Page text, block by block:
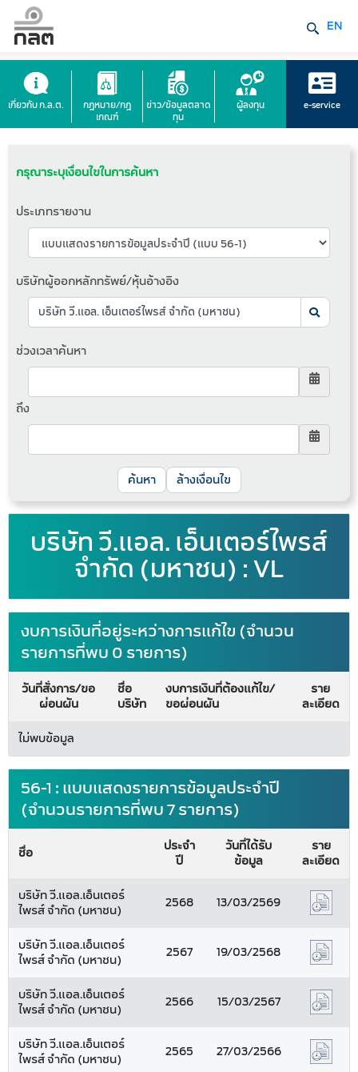
EN
เกี่ยวกับ ก.ล.ต.
กฎหมาย/กฎ
เกณฑ์
ข่าว/ข้อมูลตลาด
ทุน
ผู้ลงทุน e-service
กรุณาระบุเงื่อนไขในการค้นหา
ประเภทรายงาน
บริษัทผู้ออกหลักทรัพย์/หุ้นอ้างอิง
ช่วงเวลาค้นหา
ถึง
ล้างเงื่อนไข
บริษัท วี.แอล. เอ็นเตอร์ไพรส์
จำกัด (มหาชน) : VL
งบการเงินที่อยู่ระหว่างการแก้ไข (จำนวน
รายการที่พบ 0 รายการ)
วันที่สั่งการ/ขอ
ผ่อนผัน
ชื่อ
บริษัท
งบการเงินที่ต้องแก้ไข/
ขอผ่อนผัน
ราย
ละเอียด
ไม่พบข้อมูล
56-1 : แบบแสดงรายการข้อมูลประจำปี
(จำนวนรายการที่พบ 7 รายการ)
ชื่อ
ประจำ
ปี
วันที่ได้รับ
ข้อมูล
ราย
ละเอียด
บริษัท วี.แอล.เอ็นเตอร์
ไพรส์ จำกัด (มหาชน)
2568 13/03/2569
บริษัท วี.แอล.เอ็นเตอร์
ไพรส์ จำกัด (มหาชน)
2567 19/03/2568
บริษัท วี.แอล.เอ็นเตอร์
ไพรส์ จำกัด (มหาชน)
2566 15/03/2567
บริษัท วี.แอล.เอ็นเตอร์
ไพรส์ จำกัด (มหาชน)
2565 27/03/2566